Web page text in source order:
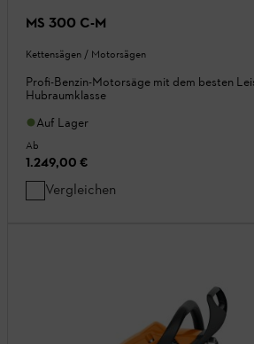
MS 300 C-M
Kettensägen / Motorsägen
Profi-Benzin-Motorsäge mit dem besten
Hubraumklasse
Auf Lager
Ab
1.249,00 €
Vergleichen